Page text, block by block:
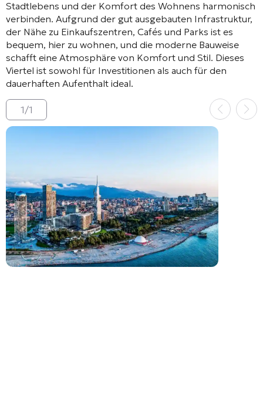
Stadtlebens und der Komfort des Wohnens harmonisch
verbinden. Aufgrund der gut ausgebauten Infrastruktur,
der Nähe zu Einkaufszentren, Cafés und Parks ist es
bequem, hier zu wohnen, und die moderne Bauweise
schafft eine Atmosphäre von Komfort und Stil. Dieses
Viertel ist sowohl für Investitionen als auch für den
dauerhaften Aufenthalt ideal.
1/1